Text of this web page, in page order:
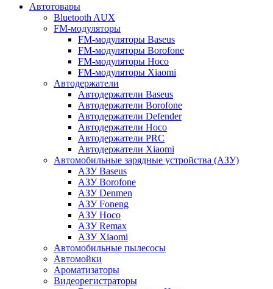
Автотовары
Bluetooth AUX
FM-модуляторы
FM-модуляторы Baseus
FM-модуляторы Borofone
FM-модуляторы Hoco
FM-модуляторы Xiaomi
Автодержатели
Автодержатели Baseus
Автодержатели Borofone
Автодержатели Defender
Автодержатели Hoco
Автодержатели PRC
Автодержатели Xiaomi
Автомобильные зарядные устройства (АЗУ)
АЗУ Baseus
АЗУ Borofone
АЗУ Denmen
АЗУ Foneng
АЗУ Hoco
АЗУ Remax
АЗУ Xiaomi
Автомобильные пылесосы
Автомойки
Ароматизаторы
Видеорегистраторы